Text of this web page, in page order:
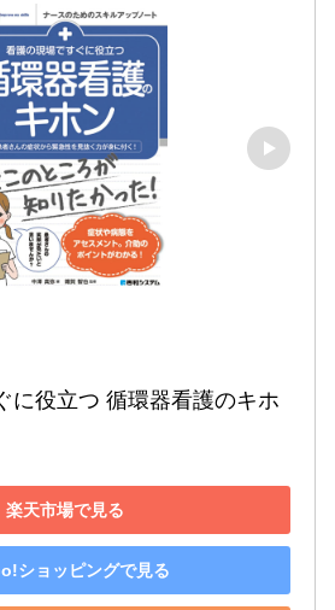
に役立つ 循環器看護のキホ
楽天市場で見る
ショッピングで見る